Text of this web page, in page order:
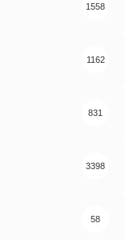
1558
1162
831
3398
58